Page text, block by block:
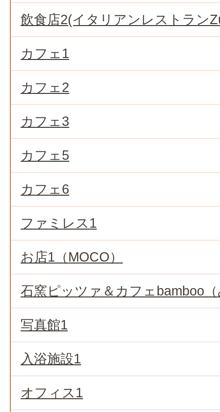
飲食店2(イタリアンレストラン
カフェ1
カフェ2
カフェ3
カフェ5
カフェ6
ファミレス1
お店1（MOCO）
石窯ピッツァ＆カフェbamboo
写真館1
入浴施設1
オフィス1